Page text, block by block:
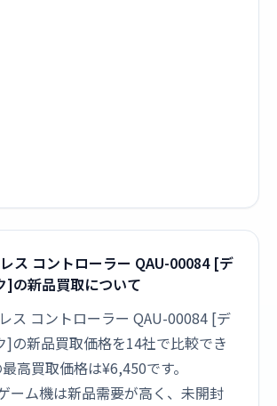
ス コントローラー QAU-00084 [デ
]の新品買取について
ス コントローラー QAU-00084 [デ
]の新品買取価格を14社で比較でき
高買取価格は¥6,450です。
ーム機は新品需要が高く、未開封